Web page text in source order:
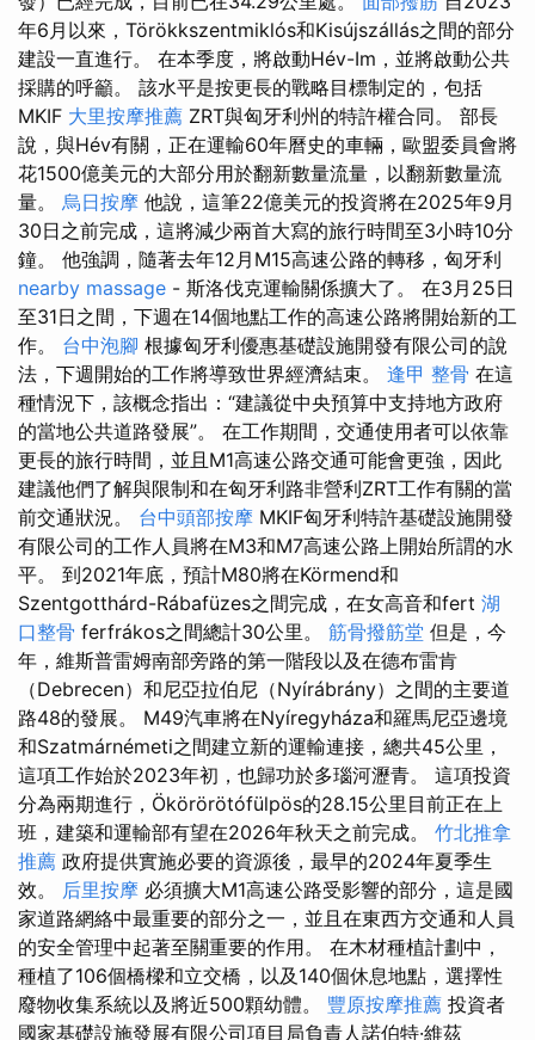
年6月以來，Törökkszentmiklós和Kisújszállás之間的部分
建設一直進行。 在本季度，將啟動Hév-Im，並將啟動公共
採購的呼籲。 該水平是按更長的戰略目標制定的，包括
MKIF 大里按摩推薦 ZRT與匈牙利州的特許權合同。 部長
說，與Hév有關，正在運輸60年曆史的車輛，歐盟委員會將
花1500億美元的大部分用於翻新數量流量，以翻新數量流
量。 烏日按摩 他說，這筆22億美元的投資將在2025年9月
30日之前完成，這將減少兩首大寫的旅行時間至3小時10分
鐘。 他強調，隨著去年12月M15高速公路的轉移，匈牙利
nearby massage - 斯洛伐克運輸關係擴大了。 在3月25日
至31日之間，下週在14個地點工作的高速公路將開始新的工
作。 台中泡腳 根據匈牙利優惠基礎設施開發有限公司的說
法，下週開始的工作將導致世界經濟結束。 逢甲 整骨 在這
種情況下，該概念指出：“建議從中央預算中支持地方政府
的當地公共道路發展”。 在工作期間，交通使用者可以依靠
更長的旅行時間，並且M1高速公路交通可能會更強，因此
建議他們了解與限制和在匈牙利路非營利ZRT工作有關的當
前交通狀況。 台中頭部按摩 MKIF匈牙利特許基礎設施開發
有限公司的工作人員將在M3和M7高速公路上開始所謂的水
平。 到2021年底，預計M80將在Körmend和
Szentgotthárd-Rábafüzes之間完成，在女高音和fert 湖
口整骨 ferfrákos之間總計30公里。 筋骨撥筋堂 但是，今
年，維斯普雷姆南部旁路的第一階段以及在德布雷肯
（Debrecen）和尼亞拉伯尼（Nyírábrány）之間的主要道
路48的發展。 M49汽車將在Nyíregyháza和羅馬尼亞邊境
和Szatmárnémeti之間建立新的運輸連接，總共45公里，
這項工作始於2023年初，也歸功於多瑙河瀝青。 這項投資
分為兩期進行，Ökörörötófülpös的28.15公里目前正在上
班，建築和運輸部有望在2026年秋天之前完成。 竹北推拿
推薦 政府提供實施必要的資源後，最早的2024年夏季生
效。 后里按摩 必須擴大M1高速公路受影響的部分，這是國
家道路網絡中最重要的部分之一，並且在東西方交通和人員
的安全管理中起著至關重要的作用。 在木材種植計劃中，
種植了106個橋樑和立交橋，以及140個休息地點，選擇性
廢物收集系統以及將近500顆幼體。 豐原按摩推薦 投資者
國家基礎設施發展有限公司項目局負責人諾伯特·維茲